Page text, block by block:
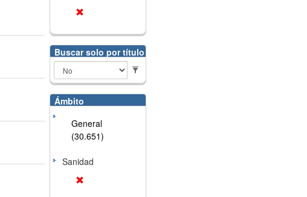
Buscar solo por título
Ámbito
General
(30.651)
Sanidad